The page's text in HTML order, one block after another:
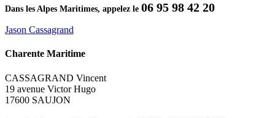
Dans les Alpes Maritimes, appelez le 06 95 98 42 20
Jason Cassagrand
Charente Maritime
CASSAGRAND Vincent
19 avenue Victor Hugo
17600 SAUJON